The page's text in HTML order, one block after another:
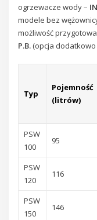
ogrzewacze wody –
modele bez
możliwość
P.B. (opcja dodatkowo
Typ
Pojemność
(litrów)
PSW
100
95
PSW
120
116
PSW
150
146